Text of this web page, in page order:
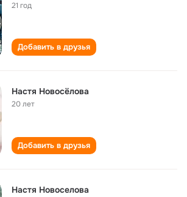
21 год
Добавить в друзья
Настя Новосёлова
20 лет
Добавить в друзья
Настя Новоселова